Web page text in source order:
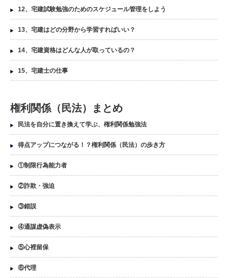
12、宅建試験勉強のためのスケジュール管理をしよう
13、宅建はどの分野から学習すればいい？
14、宅建資格はどんな人が取っているの？
15、宅建士の仕事
権利関係（民法）まとめ
民法を自分に置き換えて学ぶ、権利関係勉強法
得点アップにつながる！？権利関係（民法）の歩き方
①制限行為能力者
②詐欺・強迫
③錯誤
④通謀虚偽表示
⑤心裡留保
⑥代理